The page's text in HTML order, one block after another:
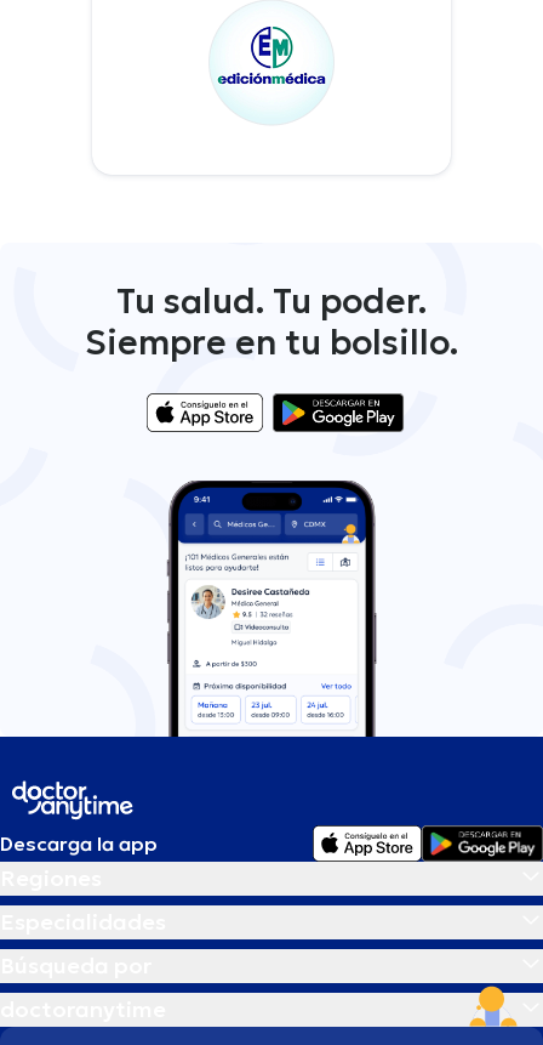
Tu salud. Tu poder.
Siempre en tu bolsillo.
Descarga la app